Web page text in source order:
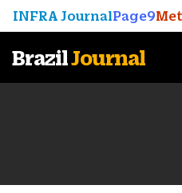
INFRA JournalPage9
BrazilJournal